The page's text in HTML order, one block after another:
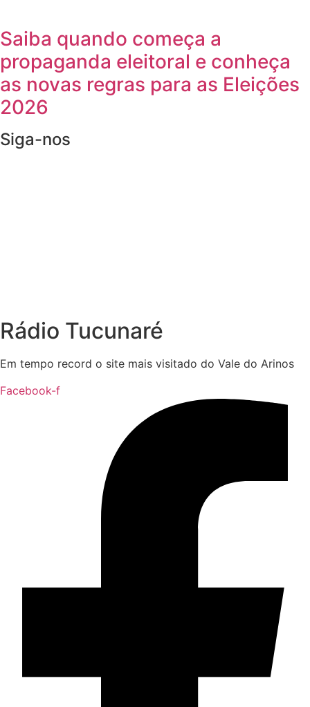
Saiba quando começa a
propaganda eleitoral e conheça
as novas regras para as Eleições
2026
Siga-nos
Rádio Tucunaré
Em tempo record o site mais visitado do Vale do Arinos
Facebook-f